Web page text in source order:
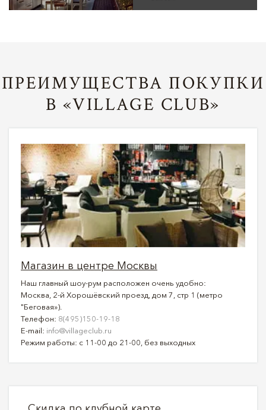
ПРЕИМУЩЕСТВА ПОКУПКИ
В «VILLAGE CLUB»
Магазин в центре Москвы
Наш главный шоу-рум расположен очень удобно:
Москва, 2-й Хорошёвский проезд, дом 7, стр 1 (метро
"Беговая»).
Телефон: 8(495)150-19-18
E-mail: info@villageclub.ru
Режим работы: с 11-00 до 21-00, без выходных